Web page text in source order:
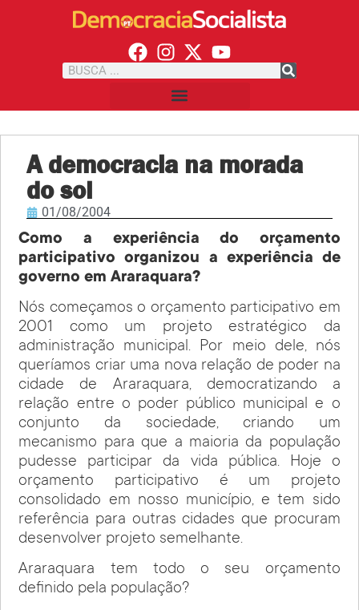
A democracia na morada
do sol
01/08/2004
Como a experiência do orçamento
participativo organizou a experiência de
governo em Araraquara?
Nós começamos o orçamento participativo em
2001 como um projeto estratégico da
administração municipal. Por meio dele, nós
queríamos criar uma nova relação de poder na
cidade de Araraquara, democratizando a
relação entre o poder público municipal e o
conjunto da sociedade, criando um
mecanismo para que a maioria da população
pudesse participar da vida pública. Hoje o
orçamento participativo é um projeto
consolidado em nosso município, e tem sido
referência para outras cidades que procuram
desenvolver projeto semelhante.
Araraquara tem todo o seu orçamento
definido pela população?